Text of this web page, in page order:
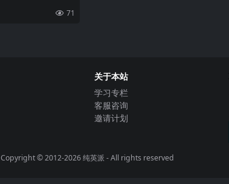
71
关于本站
学习专栏
客服咨询
邀请计划
Copyright © 2012-2026纯英派 - All rights reserved